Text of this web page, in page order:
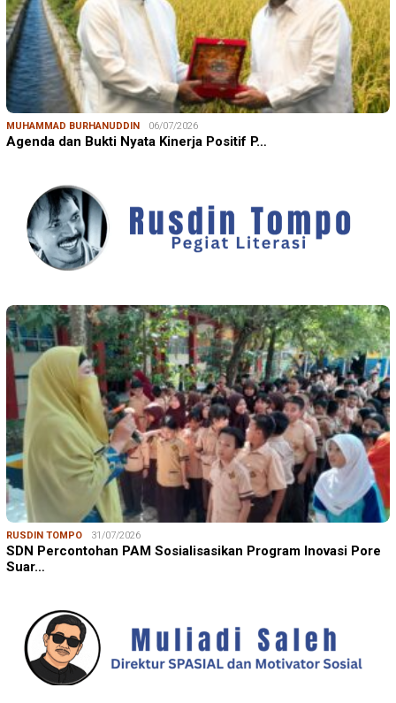
MUHAMMAD BURHANUDDIN 06/07/2026
Agenda dan Bukti Nyata Kinerja Positif P…
RUSDIN TOMPO 31/07/2026
SDN Percontohan PAM Sosialisasikan Program Inovasi Pore
Suar…